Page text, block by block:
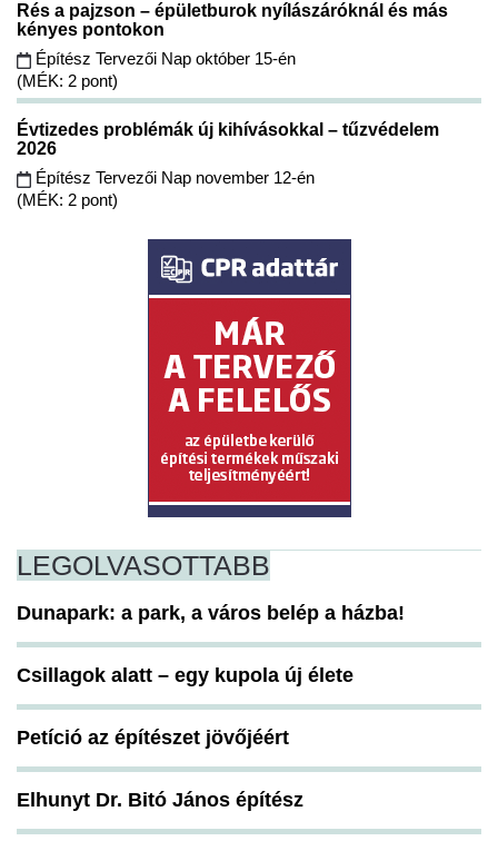
Rés a pajzson – épületburok nyílászáróknál és más
kényes pontokon
Építész Tervezői Nap október 15-én
(MÉK: 2 pont)
Évtizedes problémák új kihívásokkal – tűzvédelem
2026
Építész Tervezői Nap november 12-én
(MÉK: 2 pont)
LEGOLVASOTTABB
Dunapark: a park, a város belép a házba!
Csillagok alatt – egy kupola új élete
Petíció az építészet jövőjéért
Elhunyt Dr. Bitó János építész